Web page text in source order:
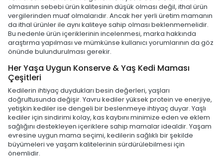
olmasının sebebi ürün kalitesinin düşük olması değil, ithal ürün
vergilerinden muaf olmalarıdır. Ancak her yerli üretim mamanın
da ithal ürünler ile aynı kaliteye sahip olması beklenmemelidir.
Bu nedenle ürün içeriklerinin incelenmesi, marka hakkında
araştırma yapılması ve mümkünse kullanıcı yorumlarının da göz
önünde bulundurulması gerekir.
Her Yaşa Uygun Konserve & Yaş Kedi Maması
Çeşitleri
Kedilerin ihtiyaç duydukları besin değerleri, yaşları
doğrultusunda değişir. Yavru kediler yüksek protein ve enerjiye,
yetişkin kediler ise dengeli bir beslenmeye ihtiyaç duyar. Yaşlı
kediler için sindirimi kolay, kas kaybını minimize eden ve eklem
sağlığını destekleyen içeriklere sahip mamalar idealdir. Yaşam
evresine uygun mama seçimi, kedilerin sağlıklı bir şekilde
büyümeleri ve yaşam kalitelerinin sürdürülebilmesi için
önemlidir.